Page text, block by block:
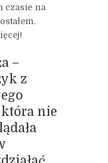
czasie na
–
z
nie